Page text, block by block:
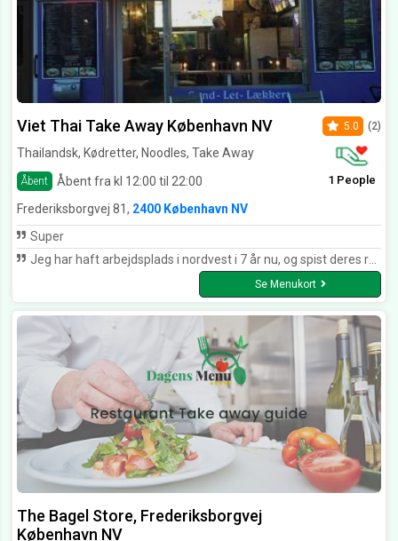
Viet Thai Take Away København NV
Thailandsk, Kødretter, Noodles, Take Away
Åbent Åbent fra kl 12:00 til 22:00
5.0 (2)
1 People
Frederiksborgvej 81, 2400 København NV
Super
Jeg har haft arbejdsplads i nordvest i 7 år nu, og spist deres retter et utal af gange. Min kunder får til tider mad med, og er altid imponeret. eneste minus er at de holder lukket 1-2 måneder i sommeren :-) Maden er altid frisk, og lækker, den kan svinge lidt i smag og styrke, alt efter årstid, da det er friske råvare, og "portions tilberedt" Kvaliteten er helt på højde med gode restaurenter, og til "take Away" priser. Store portioner.
Se Menukort
The Bagel Store, Frederiksborgvej
København NV